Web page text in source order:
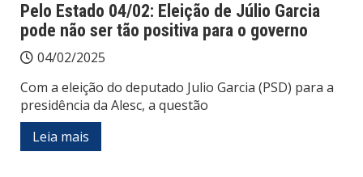
Pelo Estado 04/02: Eleição de Júlio Garcia
pode não ser tão positiva para o governo
04/02/2025
Com a eleição do deputado Julio Garcia (PSD) para a
presidência da Alesc, a questão
Leia mais